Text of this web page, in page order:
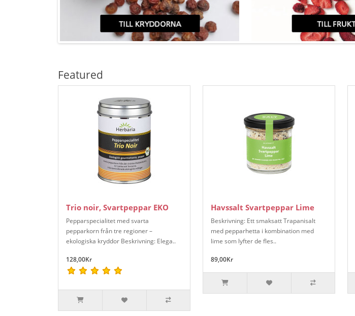
Featured
Trio noir, Svartpeppar EKO
Pepparspecialitet med svarta
pepparkorn från tre regioner –
ekologiska kryddor Beskrivning: Elega..
128,00Kr
Havssalt Svartpeppar Lime
Beskrivning: Ett smaksatt Trapanisalt
med pepparhetta i kombination med
lime som lyfter de fles..
89,00Kr